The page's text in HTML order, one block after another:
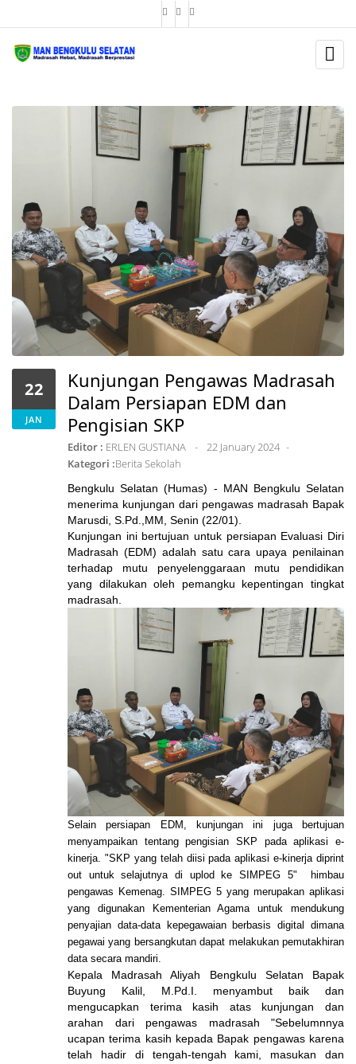
BERITA
22
JAN
Kunjungan Pengawas Madrasah
Dalam Persiapan EDM dan
Pengisian SKP
Editor : ERLEN GUSTIANA
22 January 2024
Kategori :Berita Sekolah
Bengkulu Selatan (Humas) - MAN Bengkulu Selatan
menerima kunjungan dari pengawas madrasah Bapak
Marusdi, S.Pd.,MM, Senin (22/01).
Kunjungan ini bertujuan untuk persiapan Evaluasi Diri
Madrasah (EDM) adalah satu cara upaya penilainan
terhadap mutu penyelenggaraan mutu pendidikan
yang dilakukan oleh pemangku kepentingan tingkat
madrasah.
Selain persiapan EDM, kunjungan ini juga bertujuan
menyampaikan tentang pengisian SKP pada aplikasi e-
kinerja. "SKP yang telah diisi pada aplikasi e-kinerja diprint
out untuk selajutnya di uplod ke SIMPEG 5" himbau
pengawas Kemenag. SIMPEG 5 yang merupakan aplikasi
yang digunakan Kementerian Agama untuk mendukung
penyajian data-data kepegawaian berbasis digital dimana
pegawai yang bersangkutan dapat melakukan pemutakhiran
data secara mandiri.
Kepala Madrasah Aliyah Bengkulu Selatan Bapak
Buyung Kalil, M.Pd.I. menyambut baik dan
mengucapkan terima kasih atas kunjungan dan
arahan dari pengawas madrasah "Sebelumnnya
ucapan terima kasih kepada Bapak pengawas karena
telah hadir di tengah-tengah kami, masukan dan